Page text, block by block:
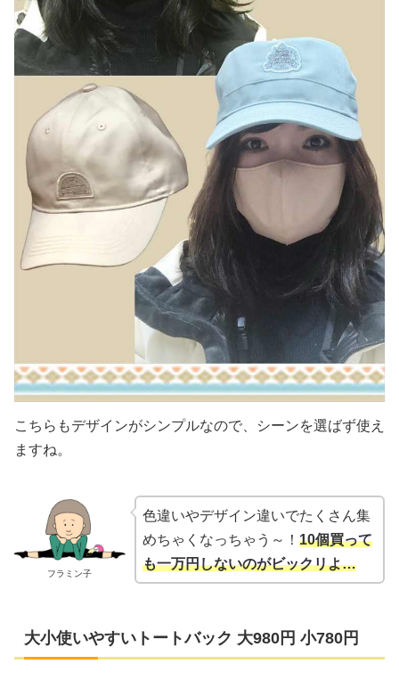
こちらもデザインがシンプルなので、シーンを選ばず使え
ますね。
フラミン子
色違いやデザイン違いでたくさん集
めちゃくなっちゃう～！ 10個買って
も一万円しないのがビックリよ…
大小使いやすいトートバック 大980円 小780円